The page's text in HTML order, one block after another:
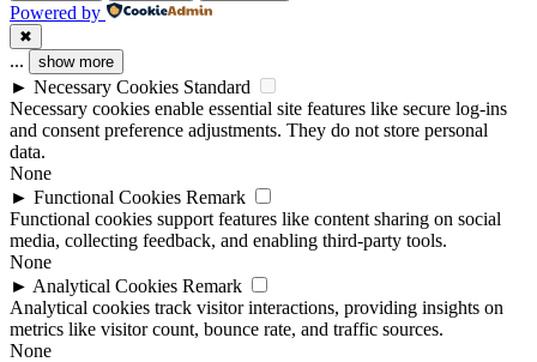
Powered by
✖
... show more
► Necessary Cookies Standard
Necessary cookies enable essential site features like secure log-ins
and consent preference adjustments. They do not store personal
data.
None
► Functional Cookies Remark
Functional cookies support features like content sharing on social
media, collecting feedback, and enabling third-party tools.
None
► Analytical Cookies Remark
Analytical cookies track visitor interactions, providing insights on
metrics like visitor count, bounce rate, and traffic sources.
None